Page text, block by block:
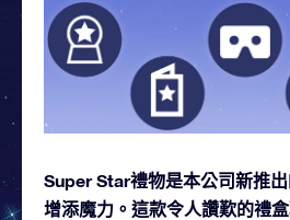
Super Star禮物是本公司新推
增添魔力。這款令人讚歎的禮